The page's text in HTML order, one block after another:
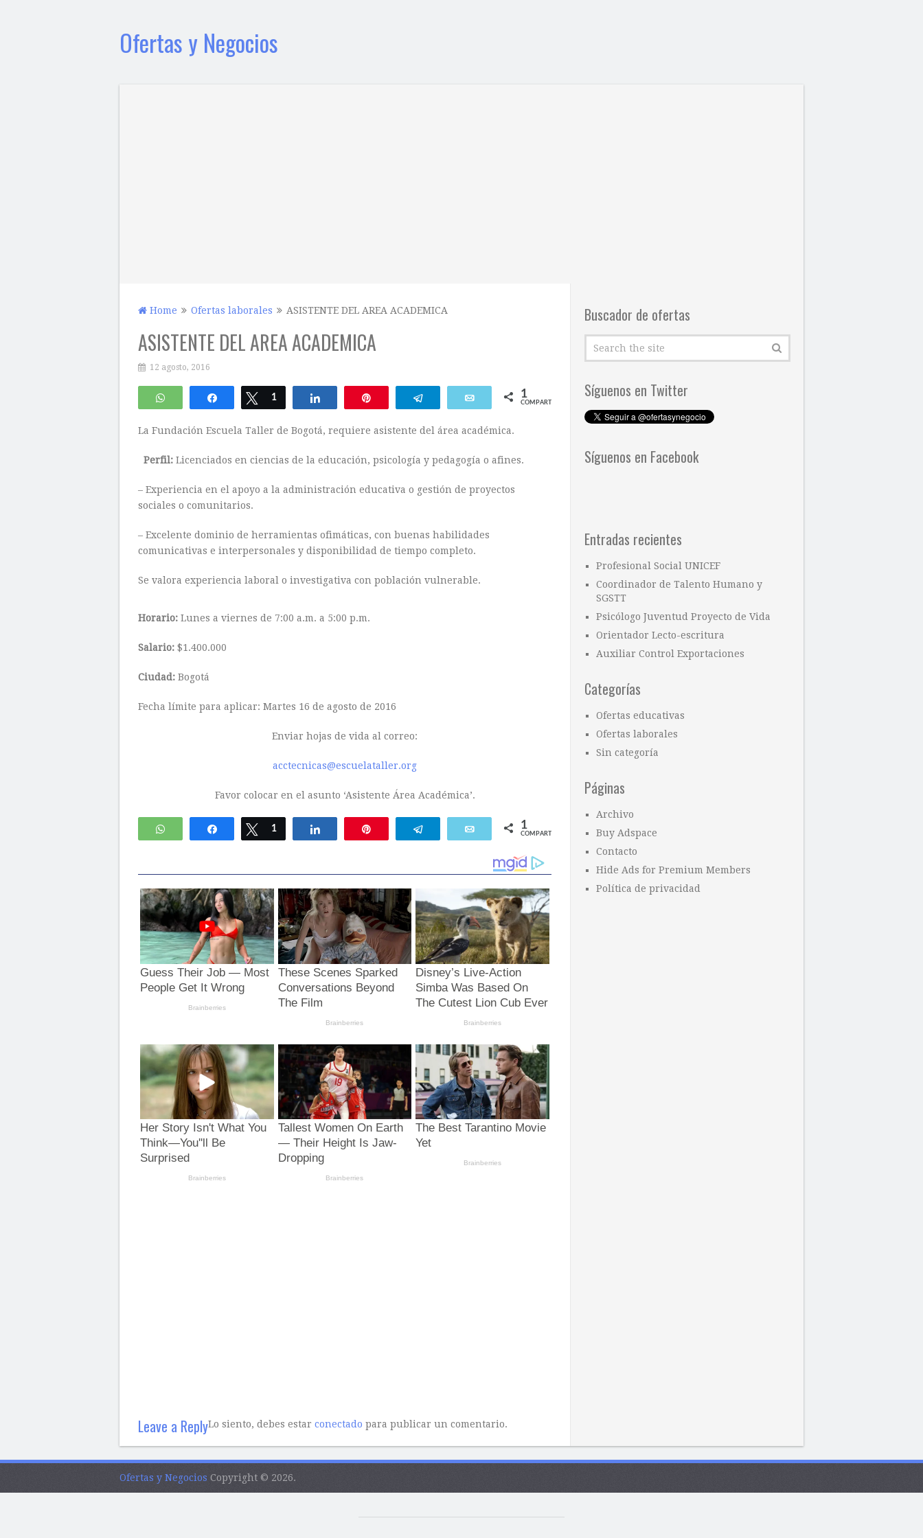
Ofertas y Negocios
Home Ofertas laborales ASISTENTE DEL AREA ACADEMICA
ASISTENTE DEL AREA ACADEMICA
12 agosto, 2016
WhatsApp Compartir Twittear
1 Compartir Telegram Email 1
COMPARTIR
La Fundación Escuela Taller de Bogotá, requiere asistente del área académica.
Perfil: Licenciados en ciencias de la educación, psicología y pedagogía o afines.
– Experiencia en el apoyo a la administración educativa o gestión de proyectos
sociales o comunitarios.
– Excelente dominio de herramientas ofimáticas, con buenas habilidades
comunicativas e interpersonales y disponibilidad de tiempo completo.
Se valora experiencia laboral o investigativa con población vulnerable.
Horario: Lunes a viernes de 7:00 a.m. a 5:00 p.m.
Salario: $1.400.000
Ciudad: Bogotá
Fecha límite para aplicar: Martes 16 de agosto de 2016
Enviar hojas de vida al correo:
acctecnicas@escuelataller.org
Favor colocar en el asunto ‘Asistente Área Académica’.
WhatsApp Compartir Twittear
1 Compartir Telegram Email 1
COMPARTIR
Leave a ReplyLo siento, debes estar conectado para publicar un comentario.
Buscador de ofertas
Síguenos en Twitter
Síguenos en Facebook
Entradas recientes
Profesional Social UNICEF
Coordinador de Talento Humano y
SGSTT
Psicólogo Juventud Proyecto de Vida
Orientador Lecto-escritura
Auxiliar Control Exportaciones
Categorías
Ofertas educativas
Ofertas laborales
Sin categoría
Páginas
Archivo
Buy Adspace
Contacto
Hide Ads for Premium Members
Política de privacidad
Ofertas y Negocios Copyright © 2026.